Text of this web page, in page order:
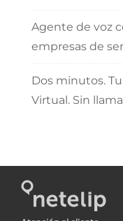
Agente de voz
empresas de
Dos minutos.
Virtual. Sin